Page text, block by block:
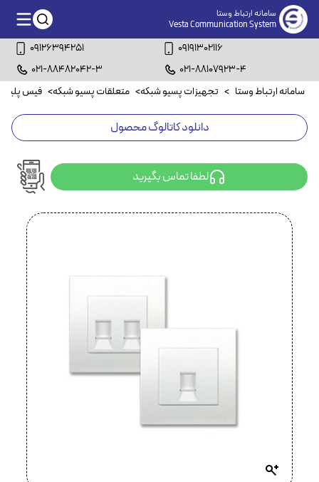
سامانه ارتباط وستا
Vesta Communication System
09126394251
09191302116
021-88482042-3
021-88107923-4
سامانه ارتباط وستا > تجهیزات پسیو شبکه> متعلقات پسیو شبکه> فیس پلیت
دانلود کاتالوگ محصول
لطفا تماس بگیرید